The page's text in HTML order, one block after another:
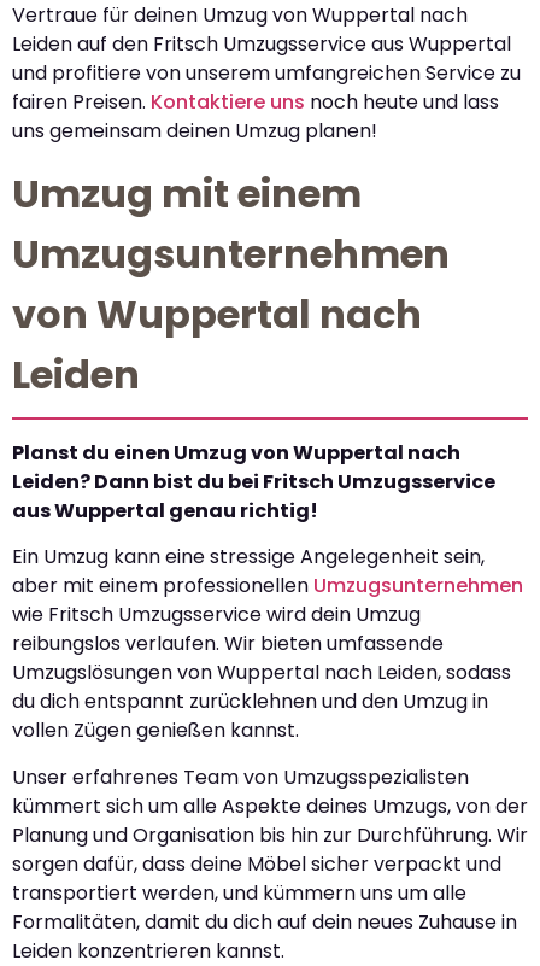
Vertraue für deinen Umzug von Wuppertal nach
Leiden auf den Fritsch Umzugsservice aus Wuppertal
und profitiere von unserem umfangreichen Service zu
fairen Preisen. Kontaktiere uns noch heute und lass
uns gemeinsam deinen Umzug planen!
Umzug mit einem
Umzugsunternehmen
von Wuppertal nach
Leiden
Planst du einen Umzug von Wuppertal nach
Leiden? Dann bist du bei Fritsch Umzugsservice
aus Wuppertal genau richtig!
Ein Umzug kann eine stressige Angelegenheit sein,
aber mit einem professionellen Umzugsunternehmen
wie Fritsch Umzugsservice wird dein Umzug
reibungslos verlaufen. Wir bieten umfassende
Umzugslösungen von Wuppertal nach Leiden, sodass
du dich entspannt zurücklehnen und den Umzug in
vollen Zügen genießen kannst.
Unser erfahrenes Team von Umzugsspezialisten
kümmert sich um alle Aspekte deines Umzugs, von der
Planung und Organisation bis hin zur Durchführung. Wir
sorgen dafür, dass deine Möbel sicher verpackt und
transportiert werden, und kümmern uns um alle
Formalitäten, damit du dich auf dein neues Zuhause in
Leiden konzentrieren kannst.